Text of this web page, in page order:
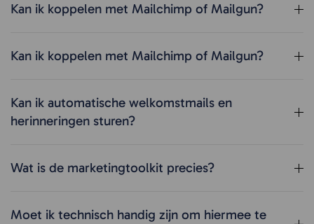
Kan ik koppelen met Mailchimp of Mailgun?
Kan ik koppelen met Mailchimp of Mailgun?
Kan ik automatische welkomstmails en
herinneringen sturen?
Wat is de marketingtoolkit precies?
Moet ik technisch handig zijn om hiermee te